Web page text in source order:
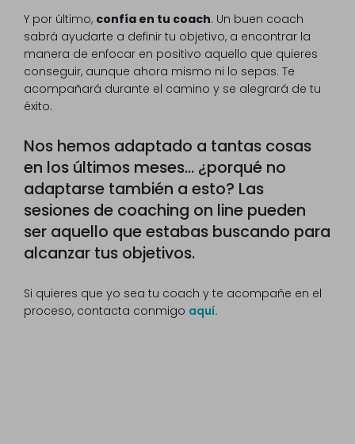
Y por último, confía en tu coach. Un buen coach
sabrá ayudarte a definir tu objetivo, a encontrar la
manera de enfocar en positivo aquello que quieres
conseguir, aunque ahora mismo ni lo sepas. Te
acompañará durante el camino y se alegrará de tu
éxito.
Nos hemos adaptado a tantas cosas
en los últimos meses... ¿porqué no
adaptarse también a esto? Las
sesiones de coaching on line pueden
ser aquello que estabas buscando para
alcanzar tus objetivos.
Si quieres que yo sea tu coach y te acompañe en el
proceso, contacta conmigo aquí.